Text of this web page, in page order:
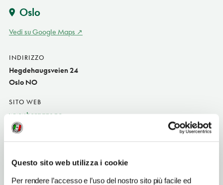
Questo sito web utilizza i cookie
Per rendere l’accesso e l’uso del nostro sito più facile ed
Oslo
Vedi su Google Maps
INDIRIZZO
Hegdehaugsveien 24
Oslo NO
SITO WEB
www.horgans.no
INDIRIZZO EMAIL
TELEFONO
22608787